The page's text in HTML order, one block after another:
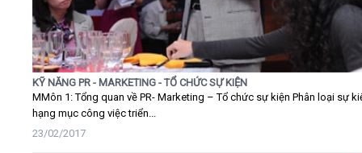
KỸ NĂNG PR - MARKETING - TỔ CHỨC SỰ KIỆN
MMôn 1: Tổng quan về PR- Marketing – Tổ chức sự kiện Phân loại sự
hạng mục công việc triển...
23/02/2017